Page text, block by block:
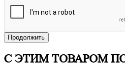
Продолжить
С ЭТИМ ТОВАРОМ